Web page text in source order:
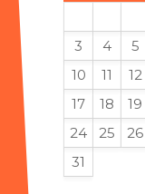
3
4 5
10
11 12
17
18 19
24
25 26
31